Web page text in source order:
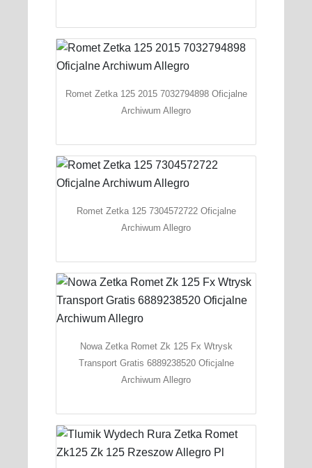
Romet Zetka 125 2015 7032794898 Oficjalne
Archiwum Allegro
Romet Zetka 125 7304572722 Oficjalne
Archiwum Allegro
Nowa Zetka Romet Zk 125 Fx Wtrysk
Transport Gratis 6889238520 Oficjalne
Archiwum Allegro